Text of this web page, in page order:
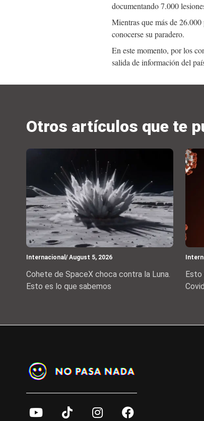
documentando 7.000
Mientras que más de
conocerse su paradero.
En este momento, por los
salida de información del
Otros artículos que te
Internacional / August 5, 2026
Cohete de SpaceX choca contra la Luna.
Esto es lo que sabemos
Esto